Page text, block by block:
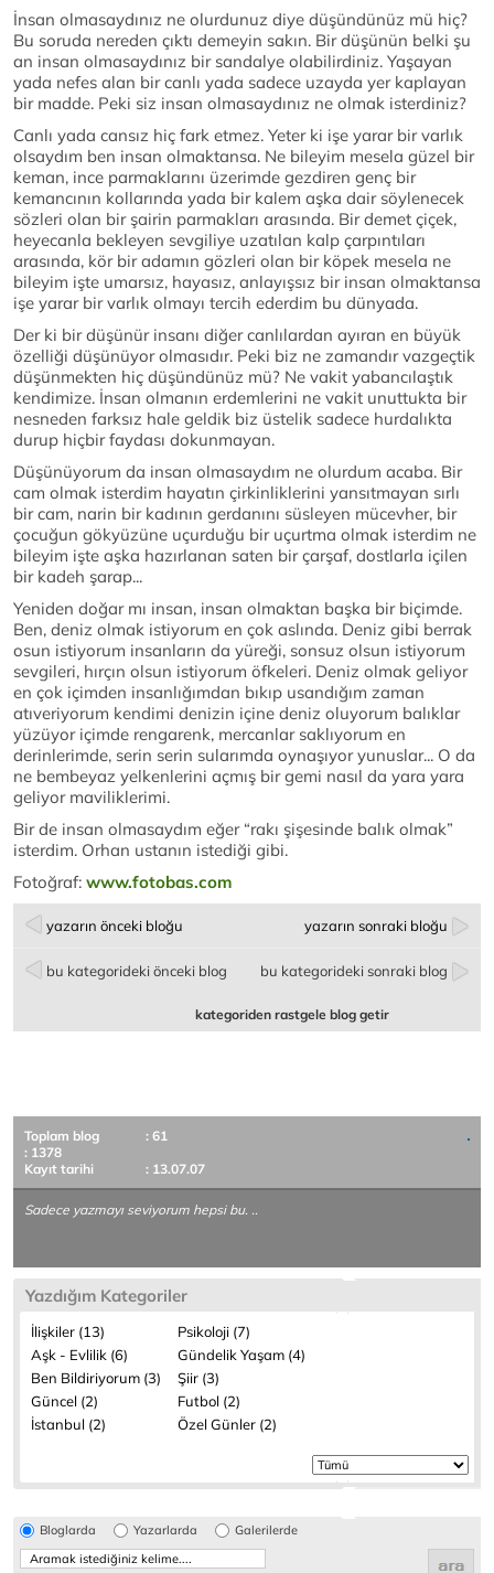
İnsan olmasaydınız ne olurdunuz diye düşündünüz mü hiç?
Bu soruda nereden çıktı demeyin sakın. Bir düşünün belki şu
an insan olmasaydınız bir sandalye olabilirdiniz. Yaşayan
yada nefes alan bir canlı yada sadece uzayda yer kaplayan
bir madde. Peki siz insan olmasaydınız ne olmak isterdiniz?
Canlı yada cansız hiç fark etmez. Yeter ki işe yarar bir varlık
olsaydım ben insan olmaktansa. Ne bileyim mesela güzel bir
keman, ince parmaklarını üzerimde gezdiren genç bir
kemancının kollarında yada bir kalem aşka dair söylenecek
sözleri olan bir şairin parmakları arasında. Bir demet çiçek,
heyecanla bekleyen sevgiliye uzatılan kalp çarpıntıları
arasında, kör bir adamın gözleri olan bir köpek mesela ne
bileyim işte umarsız, hayasız, anlayışsız bir insan olmaktansa
işe yarar bir varlık olmayı tercih ederdim bu dünyada.
Der ki bir düşünür insanı diğer canlılardan ayıran en büyük
özelliği düşünüyor olmasıdır. Peki biz ne zamandır vazgeçtik
düşünmekten hiç düşündünüz mü? Ne vakit yabancılaştık
kendimize. İnsan olmanın erdemlerini ne vakit unuttukta bir
nesneden farksız hale geldik biz üstelik sadece hurdalıkta
durup hiçbir faydası dokunmayan.
Düşünüyorum da insan olmasaydım ne olurdum acaba. Bir
cam olmak isterdim hayatın çirkinliklerini yansıtmayan sırlı
bir cam, narin bir kadının gerdanını süsleyen mücevher, bir
çocuğun gökyüzüne uçurduğu bir uçurtma olmak isterdim ne
bileyim işte aşka hazırlanan saten bir çarşaf, dostlarla içilen
bir kadeh şarap...
Yeniden doğar mı insan, insan olmaktan başka bir biçimde.
Ben, deniz olmak istiyorum en çok aslında. Deniz gibi berrak
osun istiyorum insanların da yüreği, sonsuz olsun istiyorum
sevgileri, hırçın olsun istiyorum öfkeleri. Deniz olmak geliyor
en çok içimden insanlığımdan bıkıp usandığım zaman
atıveriyorum kendimi denizin içine deniz oluyorum balıklar
yüzüyor içimde rengarenk, mercanlar saklıyorum en
derinlerimde, serin serin sularımda oynaşıyor yunuslar... O da
ne bembeyaz yelkenlerini açmış bir gemi nasıl da yara yara
geliyor maviliklerimi.
Bir de insan olmasaydım eğer “rakı şişesinde balık olmak”
isterdim. Orhan ustanın istediği gibi.
Fotoğraf: www.fotobas.com
yazarın önceki bloğu yazarın sonraki bloğu
bu kategorideki önceki blog bu kategorideki sonraki blog
kategoriden rastgele blog getir
Toplam blog
: 61
: 1378
Kayıt tarihi
: 13.07.07
Sadece yazmayı seviyorum hepsi bu. ..
Yazdığım Kategoriler
İlişkiler (13)
Psikoloji (7)
Aşk - Evlilik (6)
Gündelik Yaşam (4)
Ben Bildiriyorum (3)
Şiir (3)
Güncel (2)
Futbol (2)
İstanbul (2)
Özel Günler (2)
Bloglarda Yazarlarda Galerilerde